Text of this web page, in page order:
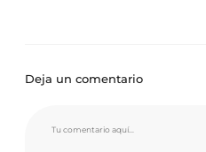
Deja un comentario